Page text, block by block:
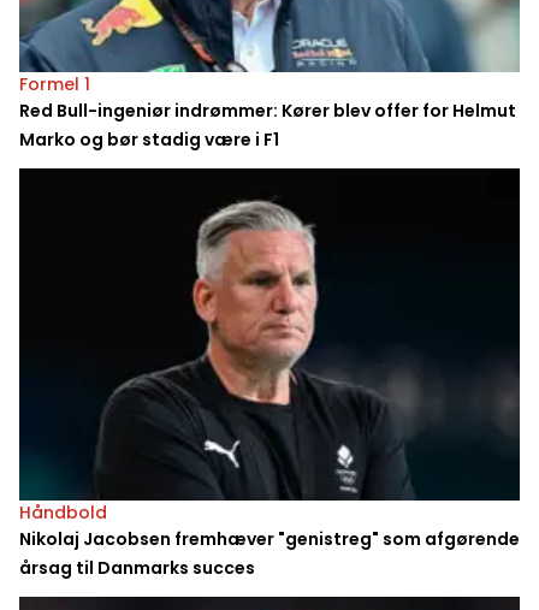
Formel 1
Red Bull-ingeniør indrømmer: Kører blev offer for Helmut
Marko og bør stadig være i F1
Håndbold
Nikolaj Jacobsen fremhæver "genistreg" som afgørende
årsag til Danmarks succes